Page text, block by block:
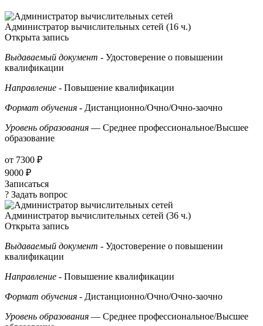
Администратор вычислительных сетей (16 ч.)
Открыта запись
Выдаваемый документ - Удостоверение о повышении
квалификации
Направление - Повышение квалификации
Формат обучения - Дистанционно/Очно/Очно-заочно
Уровень образования — Среднее профессиональное/Высшее
образование
от 7300 ₽
9000 ₽
Записаться
? Задать вопрос
Администратор вычислительных сетей (36 ч.)
Открыта запись
Выдаваемый документ - Удостоверение о повышении
квалификации
Направление - Повышение квалификации
Формат обучения - Дистанционно/Очно/Очно-заочно
Уровень образования — Среднее профессиональное/Высшее